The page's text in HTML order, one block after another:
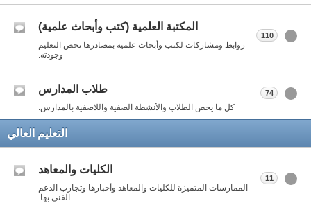
المكتبة العلمية (كتب وأبحاث علمية)
روابط ومشاركات لكتب وأبحاث علمية بمصادرها تخص التعليم
وجودته.
110
طلاب المدارس
كل ما يخص الطلاب والأنشطة الصفية واللاصفية بالمدارس.
74
التعليم العالي
الكليات والمعاهد
الممارسات المتميزة للكليات والمعاهد وأخبارها وتجارب الدعم
الفني بها.
11